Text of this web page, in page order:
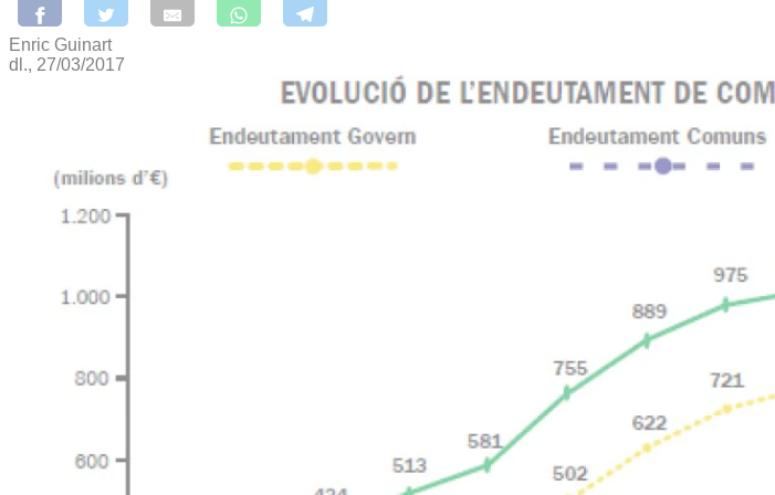
Enric Guinart
dl., 27/03/2017